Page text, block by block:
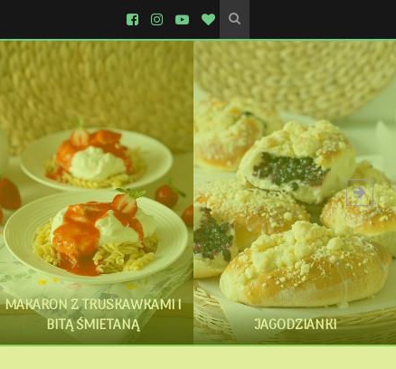
MAKARON Z TRUSKAWKAMI I
BITĄ ŚMIETANĄ
JAGODZIANKI